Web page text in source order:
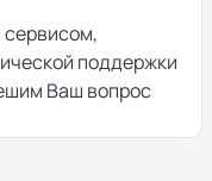
сервисом,
поддержки
Ваш вопрос